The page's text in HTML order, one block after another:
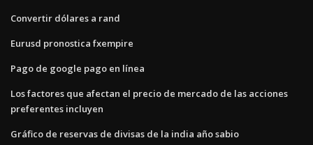
Convertir dólares a rand
Eurusd pronostica fxempire
Pago de google pago en línea
Los factores que afectan el precio de mercado de las acciones
preferentes incluyen
Gráfico de reservas de divisas de la india año sabio